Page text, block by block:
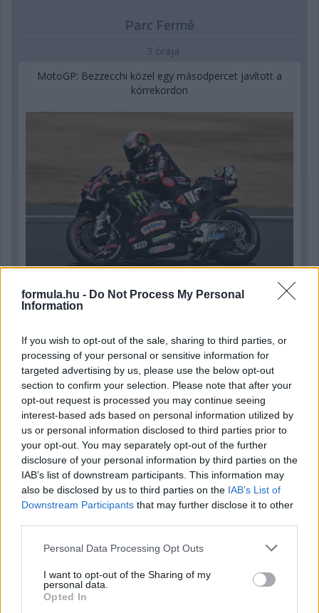
formula.hu - Do Not Process My Personal
Information
If you wish to opt-out of the sale, sharing to third parties, or
processing of your personal or sensitive information for
targeted advertising by us, please use the below opt-out
section to confirm your selection. Please note that after your
opt-out request is processed you may continue seeing
interest-based ads based on personal information utilized by
us or personal information disclosed to third parties prior to
your opt-out. You may separately opt-out of the further
disclosure of your personal information by third parties on the
IAB’s list of downstream participants. This information may
also be disclosed by us to third parties on the IAB’s List of
Downstream Participants that may further disclose it to other
Please note that this website/app uses one or more Google
not limited to your visit or usage behaviour. You may click to
grant or deny consent to Google and its third-party tags to
use your data for below specified purposes in below Google
Personal Data Processing Opt Outs
I want to opt-out of the Sharing of my
personal data.
Opted In
Parc Fermé
3 órája
MotoGP: Bezzecchi közel egy másodpercet javított a
körrekordon
Bullhoz?
8 órája
Óriási bevétel-visszaesést könyvelhetett el az F1 a